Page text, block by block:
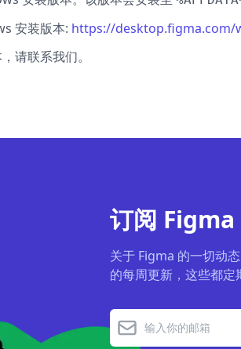
安装版本: https://desktop.figma.com/
请联系我们。
订阅 Figma
关于 Figma 的一切动
的每周更新，这些都定